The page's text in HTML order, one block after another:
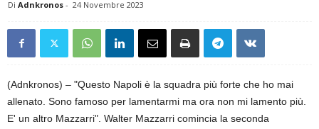
Di Adnkronos - 24 Novembre 2023
(Adnkronos) – "Questo Napoli è la squadra più forte che ho mai
allenato. Sono famoso per lamentarmi ma ora non mi lamento più.
E' un altro Mazzarri". Walter Mazzarri comincia la seconda